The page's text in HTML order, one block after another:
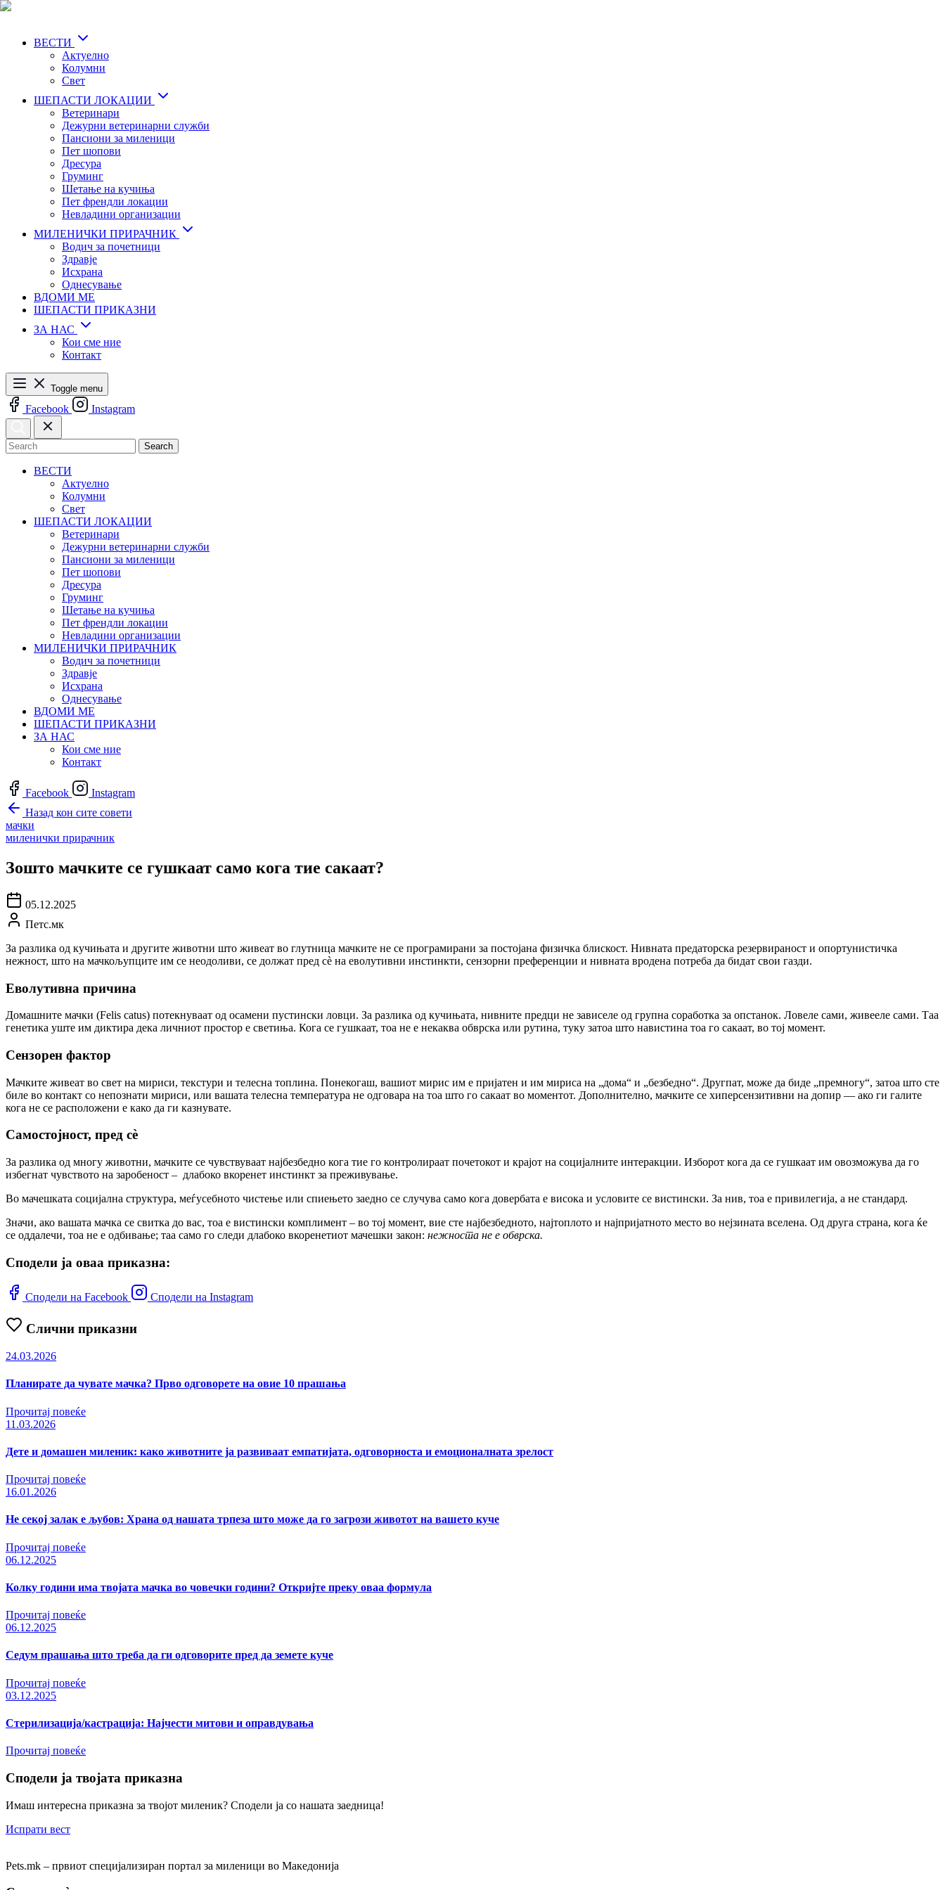
Skip
content
ВЕСТИ
Актуелно
Колумни
Свет
ШЕПАСТИ ЛОКАЦИИ
Ветеринари
Дежурни ветеринарни служби
Пансиони за миленици
Пет шопови
Дресура
Груминг
Шетање на кучиња
Пет френдли локации
Невладини организации
МИЛЕНИЧКИ ПРИРАЧНИК
Водич за почетници
Здравје
Исхрана
Однесување
ВДОМИ МЕ
ШЕПАСТИ ПРИКАЗНИ
ЗА НАС
Кои сме ние
Контакт
Toggle menu
Facebook Instagram
Search
ВЕСТИ
Актуелно
Колумни
Свет
ШЕПАСТИ ЛОКАЦИИ
Ветеринари
Дежурни ветеринарни служби
Пансиони за миленици
Пет шопови
Дресура
Груминг
Шетање на кучиња
Пет френдли локации
Невладини организации
МИЛЕНИЧКИ ПРИРАЧНИК
Водич за почетници
Здравје
Исхрана
Однесување
ВДОМИ МЕ
ШЕПАСТИ ПРИКАЗНИ
ЗА НАС
Кои сме ние
Контакт
Facebook
Instagram
Назад кон сите совети
мачки
миленички прирачник
Зошто мачките се гушкаат само кога тие сакаат?
05.12.2025
Петс.мк
За разлика од кучињата и другите животни што живеат во глутница мачките не се програмирани за постојана физичка блискост. Нивната предаторска резервираност и опортунистичка
нежност, што на мачкољупците им се неодоливи, се должат пред сè на еволутивни инстинкти, сензорни преференции и нивната вродена потреба да бидат свои газди.
Еволутивна причина
Домашните мачки (Felis catus) потекнуваат од осамени пустински ловци. За разлика од кучињата, нивните предци не зависеле од групна соработка за опстанок. Ловеле сами, живееле сами. Таа
генетика уште им диктира дека личниот простор е светиња. Кога се гушкаат, тоа не е некаква обврска или рутина, туку затоа што навистина тоа го сакаат, во тој момент.
Сензорен фактор
Мачките живеат во свет на мириси, текстури и телесна топлина. Понекогаш, вашиот мирис им е пријатен и им мириса на „дома“ и „безбедно“. Другпат, може да биде „премногу“, затоа што сте
биле во контакт со непознати мириси, или вашата телесна температура не одговара на тоа што го сакаат во моментот. Дополнително, мачките се хиперсензитивни на допир — ако ги галите
кога не се расположени е како да ги казнувате.
Самостојност, пред сè
За разлика од многу животни, мачките се чувствуваат најбезбедно кога тие го контролираат почетокот и крајот на социјалните интеракции. Изборот кога да се гушкаат им овозможува да го
избегнат чувството на заробеност – длабоко вкоренет инстинкт за преживување.
Во мачешката социјална структура, меѓусебното чистење или спиењето заедно се случува само кога довербата е висока и условите се вистински. За нив, тоа е привилегија, а не стандард.
Значи, ако вашата мачка се свитка до вас, тоа е вистински комплимент – во тој момент, вие сте најбезбедното, најтоплото и најпријатното место во нејзината вселена. Од друга страна, кога ќе
се оддалечи, тоа не е одбивање; таа само го следи длабоко вкоренетиот мачешки закон: нежноста не е обврска.
Сподели ја оваа приказна:
Сподели на Facebook Сподели на Instagram
Слични приказни
24.03.2026
Планирате да чувате мачка? Прво одговорете на овие 10 прашања
Прочитај повеќе
11.03.2026
Дете и домашен миленик: како животните ја развиваат емпатијата, одговорноста и емоционалната зрелост
Прочитај повеќе
16.01.2026
Не секој залак е љубов: Храна од нашата трпеза што може да го загрози животот на вашето куче
Прочитај повеќе
06.12.2025
Колку години има твојата мачка во човечки години? Откријте преку оваа формула
Прочитај повеќе
06.12.2025
Седум прашања што треба да ги одговорите пред да земете куче
Прочитај повеќе
03.12.2025
Стерилизација/кастрација: Најчести митови и оправдувања
Прочитај повеќе
Сподели ја твојата приказна
Имаш интересна приказна за твојот миленик? Сподели ја со нашата заедница!
Испрати вест
Pets.mk – првиот специјализиран портал за миленици во Македонија